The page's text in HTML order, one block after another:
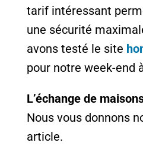
tarif intéressant
une sécurité
avons testé le site
pour notre week-end
L’échange de
Nous vous donnons
article.